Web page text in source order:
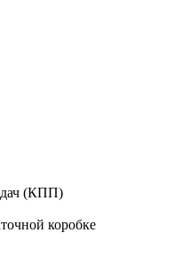
(КПП)
коробке